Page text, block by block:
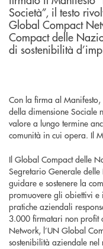
Società”, il testo
Global Compact
Compact delle
di sostenibilità
Con la firma al
della dimensione Sociale
valore a lungo termine
comunità in cui opera. Il
Il Global Compact delle
Segretario Generale
guidare e sostenere la
promuovere gli obiettivi
pratiche aziendali
3.000 firmatari non profit
Network, l’UN Global
sostenibilità aziendale nel